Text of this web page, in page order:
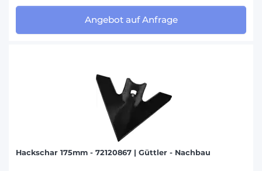
Angebot auf Anfrage
Hackschar 175mm - 72120867 | Güttler - Nachbau